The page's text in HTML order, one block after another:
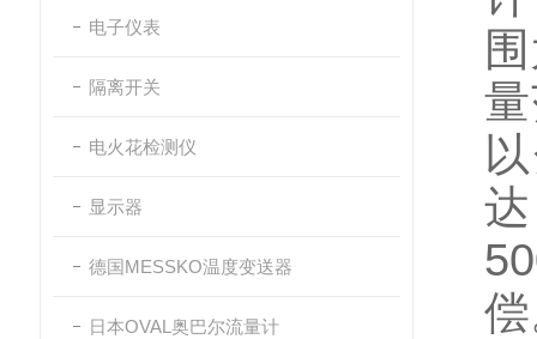
电子仪表
隔离开关
电火花检测仪
显示器
德国MESSKO温度变送器
日本OVAL奥巴尔流量计